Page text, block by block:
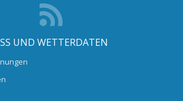
UND WETTERDATEN